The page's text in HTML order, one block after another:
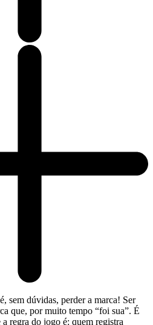
sem dúvidas, perder a marca! Ser
que, por muito tempo “foi sua”. É
regra do jogo é: quem registra